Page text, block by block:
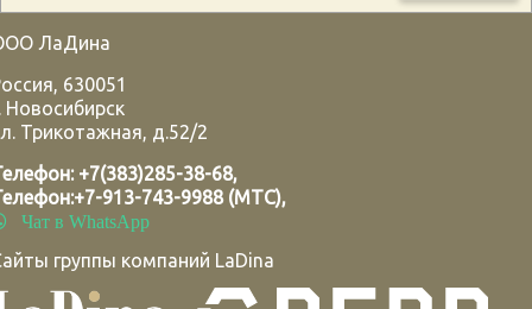
ЛаДина
, 630051
Новосибирск
Трикотажная, д.52/2
+7(383)285-38-68,
+7-913-743-9988 (МТС),
Чат в WhatsApp
группы компаний LaDina